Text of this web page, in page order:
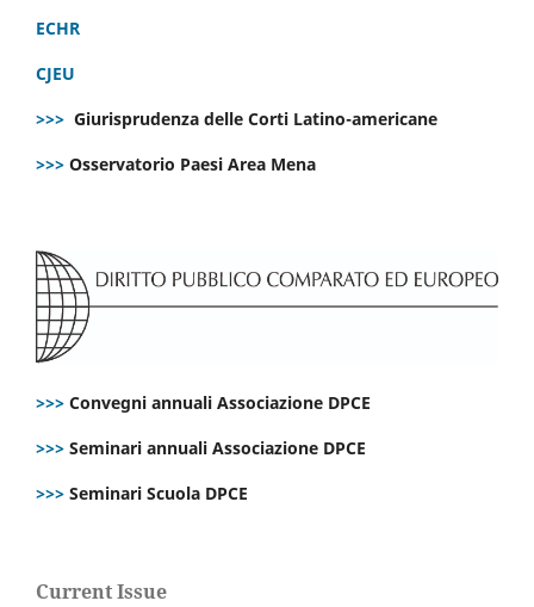
ECHR
CJEU
>>> Giurisprudenza delle Corti Latino-americane
>>> Osservatorio Paesi Area Mena
>>> Convegni annuali Associazione DPCE
>>> Seminari annuali Associazione DPCE
>>> Seminari Scuola DPCE
Current Issue